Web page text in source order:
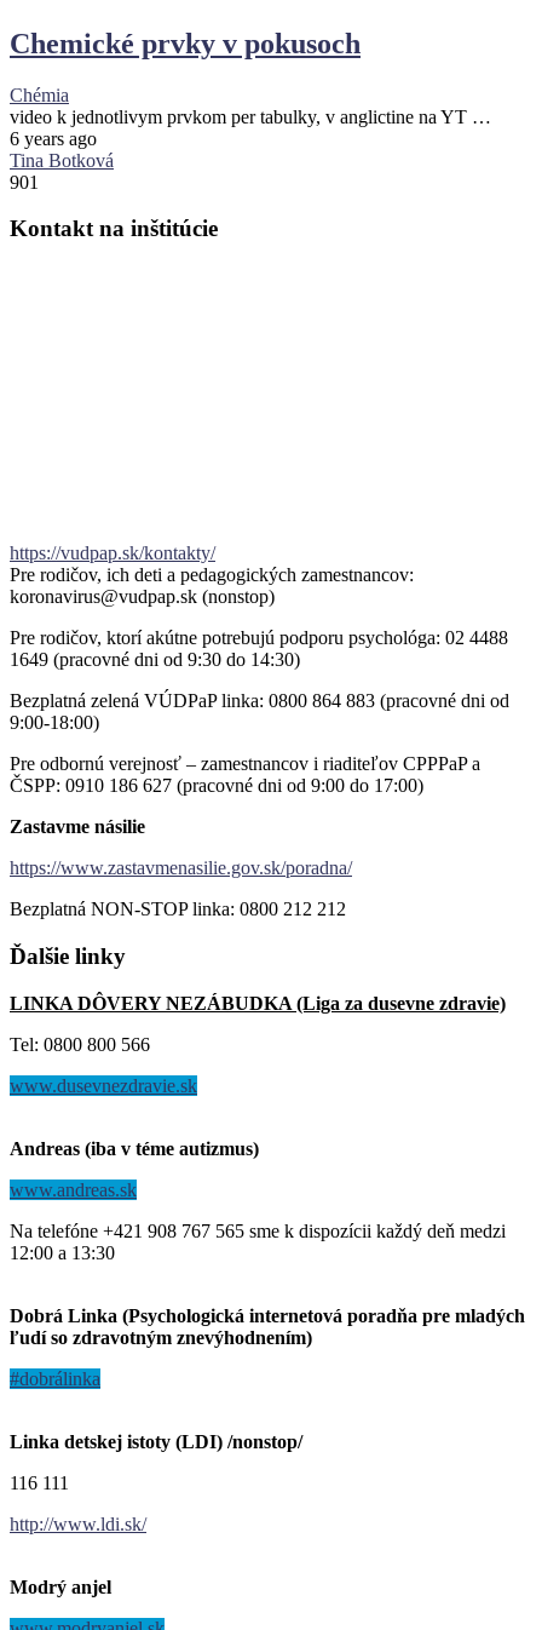
Chemické prvky v pokusoch
Chémia
video k jednotlivym prvkom per tabulky, v anglictine na YT …
6 years ago
Tina Botková
901
Kontakt na inštitúcie
https://vudpap.sk/kontakty/
Pre rodičov, ich deti a pedagogických zamestnancov:
koronavirus@vudpap.sk (nonstop)
Pre rodičov, ktorí akútne potrebujú podporu psychológa: 02 4488
1649 (pracovné dni od 9:30 do 14:30)
Bezplatná zelená VÚDPaP linka: 0800 864 883 (pracovné dni od
9:00-18:00)
Pre odbornú verejnosť – zamestnancov i riaditeľov CPPPaP a
ČSPP: 0910 186 627 (pracovné dni od 9:00 do 17:00)
Zastavme násilie
https://www.zastavmenasilie.gov.sk/poradna/
Bezplatná NON-STOP linka: 0800 212 212
Ďalšie linky
LINKA DÔVERY NEZÁBUDKA (Liga za dusevne zdravie)
Tel: 0800 800 566
www.dusevnezdravie.sk
Andreas (iba v téme autizmus)
www.andreas.sk
Na telefóne +421 908 767 565 sme k dispozícii každý deň medzi
12:00 a 13:30
Dobrá Linka (Psychologická internetová poradňa pre mladých
ľudí so zdravotným znevýhodnením)
#dobrálinka
Linka detskej istoty (LDI) /nonstop/
116 111
http://www.ldi.sk/
Modrý anjel